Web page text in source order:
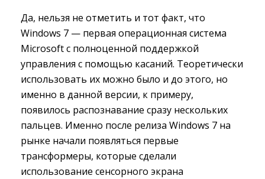
Да, нельзя не отметить и тот факт, что
Windows 7 — первая операционная система
Microsoft с полноценной поддержкой
управления с помощью касаний. Теоретически
использовать их можно было и до этого, но
именно в данной версии, к примеру,
появилось распознавание сразу нескольких
пальцев. Именно после релиза Windows 7 на
рынке начали появляться первые
трансформеры, которые сделали
использование сенсорного экрана